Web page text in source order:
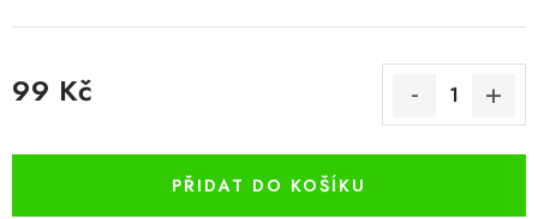
99 Kč
PŘIDAT DO KOŠÍKU